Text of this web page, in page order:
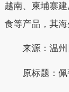
越南、柬埔寨
食等产品，其海
来源：温州
原标题：佩